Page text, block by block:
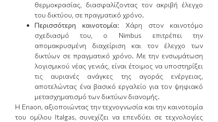
θερμοκρασίας, διασφαλίζοντας τον ακριβή έλεγχο
του δικτύου, σε πραγματικό χρόνο.
Περισσότερη καινοτομία: Χάρη στον καινοτόμο
σχεδιασμό του, ο Nimbus επιτρέπει την
απομακρυσμένη διαχείριση και τον έλεγχο των
δικτύων σε πραγματικό χρόνο. Με την ενσωμάτωση
λογισμικού νέας γενιάς, είναι έτοιμος να υποστηρίξει
τις αυριανές ανάγκες της αγοράς ενέργειας,
αποτελώντας ένα βασικό εργαλείο για τον ψηφιακό
μετασχηματισμό των δικτύων διανομής.
Η Enaon, αξιοποιώντας την τεχνογνωσία και την καινοτομία
του oμίλου Italgas, συνεχίζει να επενδύει σε τεχνολογίες